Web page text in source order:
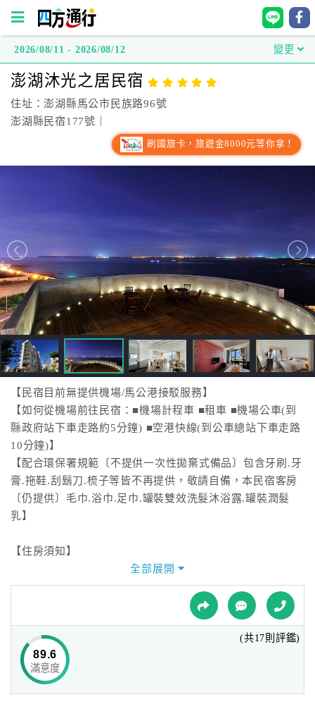
方
通
行
房
直
接
跟
飯
店
訂
房
HOT
特
色
民
宿
球
網
2026/08/11 - 2026/08/12 變更
澎湖沐光之居民宿
住址：澎湖縣馬公市民族路96號
澎湖縣民宿177號｜
刷國旅卡，旅遊金8000元等你拿！
【民宿目前無提供機場/馬公港接駁服務】
【如何從機場前往民宿：■機場計程車 ■租車 ■機場公車(到
縣政府站下車走路約5分鐘) ■空港快線(到公車總站下車走路
10分鐘)】
【配合環保署規範〔不提供一次性拋棄式備品〕包含牙刷.牙
膏.拖鞋.刮鬍刀.梳子等皆不再提供，敬請自備，本民宿客房
〔仍提供〕毛巾.浴巾.足巾.罐裝雙效洗髮沐浴露.罐裝潤髮
乳】
【住房須知】
入住時間:14:00-20:00 (若無法在時間內辦理入住，請務必來
電告知）
全部展開
89.6
滿意度
(共17則評鑑)